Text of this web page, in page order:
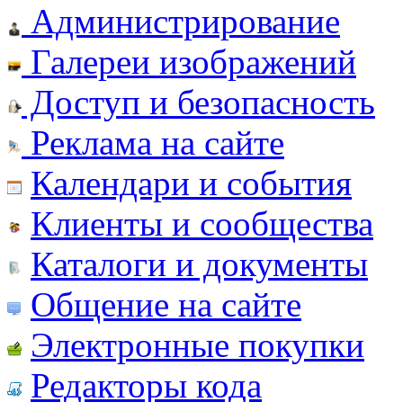
Администрирование
Галереи изображений
Доступ и безопасность
Реклама на сайте
Календари и события
Клиенты и сообщества
Каталоги и документы
Общение на сайте
Электронные покупки
Редакторы кода